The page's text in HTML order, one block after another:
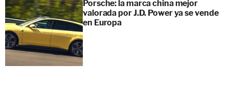
Porsche: la marca china mejor
valorada por J.D. Power ya se vende
en Europa